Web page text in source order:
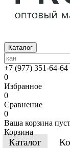
Каталог
+7 (977) 351-64-64
0
Избранное
0
Сравнение
0
Ваша корзина
Корзина
Каталог